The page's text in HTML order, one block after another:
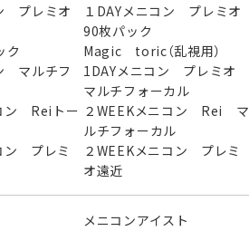
プレミオ
１DAYメニコン プレミオ
90枚パック
ク Magic toric（乱視用）
マルチフ
1DAYメニコン プレミオ
マルチフォーカル
ン Reiトー ２WEEKメニコン Rei マ
ルチフォーカル
ン プレミ
２WEEKメニコン プレミ
オ遠近
メニコンアイスト